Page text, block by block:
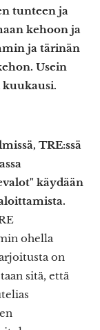
tunteen ja
kehoon ja
ja tärinän
Usein
kuukausi.
TRE:ssä
käydään
ohella
on
sitä, että